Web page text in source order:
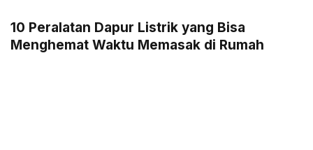
10 Peralatan Dapur Listrik yang Bisa
Menghemat Waktu Memasak di Rumah